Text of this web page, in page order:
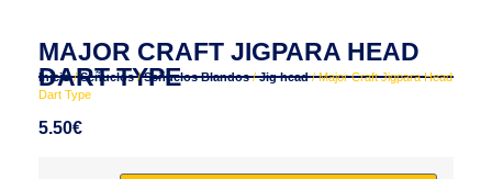
MAJOR CRAFT JIGPARA HEAD
DART TYPE
Inicio/Señuelos/Señuelos Blandos/Jig head/ Major Craft Jigpara Head
Dart Type
5.50€